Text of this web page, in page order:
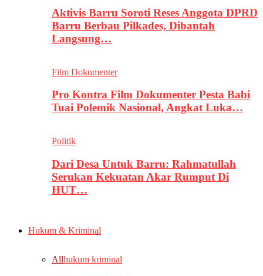
Aktivis Barru Soroti Reses Anggota DPRD
Barru Berbau Pilkades, Dibantah
Langsung…
Film Dokumenter
Pro Kontra Film Dokumenter Pesta Babi
Tuai Polemik Nasional, Angkat Luka…
Politik
Dari Desa Untuk Barru: Rahmatullah
Serukan Kekuatan Akar Rumput Di
HUT…
Hukum & Kriminal
Allhukum kriminal